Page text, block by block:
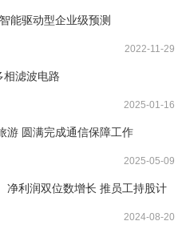
能驱动型企业级预测
2022-11-29
相滤波电路
2025-01-16
游 圆满完成通信保障工作
2025-05-09
净利润双位数增长 推员工持股计
2024-08-20